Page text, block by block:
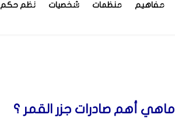
مفاهيم منظمات شخصيات نظم حكم
ماهي أهم صادرات جزر القمر ؟